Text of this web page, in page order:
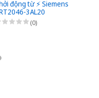
động từ ⚡️ Siemens
3AL20
(0)